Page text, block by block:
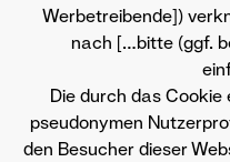
Werbetreibende])
nach […bitte (ggf.
Die durch das
pseudonymen
den Besucher dieser